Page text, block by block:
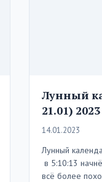
Лунный
21.01)
14.01.2023
Лунный
в 5:10:13
всё более